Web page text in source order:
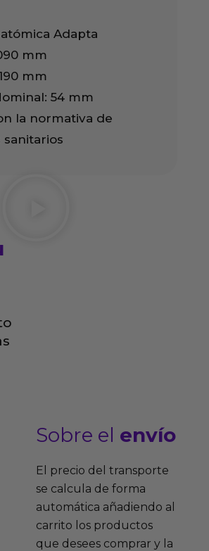
Adapta
mm
mm
54 mm
la normativa de
Sobre el envío
El precio del transporte
se calcula de forma
automática añadiendo al
carrito los productos
que desees comprar y la